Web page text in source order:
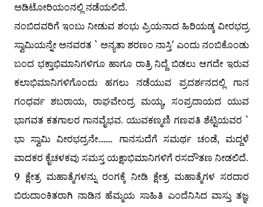
ಅಡಿಟೋರಿಯಂನಲ್ಲಿ ನಡೆಯಲಿದೆ.
ನಂಬಿದವರಿಗೆ ಇಂಬು ನೀಡುವ ಶಂಭು ಪ್ರಿಯನಾದ ಹಿರಿಯಡ್ಕ ವೀರಭದ್ರ
ಸ್ವಾಮಿಯನ್ನೇ ಅನವರತ ` ಅನ್ಯತಾ ಶರಣಂ ನಾಸ್ತಿ' ಎಂದು ನಂಬಿಕೊಂಡು
ಬಂದ ಭಕ್ತಾಭಿಮಾನಿಗಳಿಗೂ ಹಾಗೂ ರಾತ್ರಿ ನಿದ್ದೆ ಬಿಡಲು ಆಗದೇ ಇರುವ
ಕಲಾಭಿಮಾನಿಗಳಿಗೊಂದು ಹಗಲು ನಡೆಯುವ ಪ್ರದರ್ಶನದಲ್ಲಿ ಗಾನ
ಗಂಧರ್ವ ಶಬರಾಯ, ರಾಘವೇಂದ್ರ ಮಯ್ಯ, ಸಂಪ್ರದಾಯದ ಯುವ
ಭಾಗವತ ಕತಗಾಲರ ಗಾನವೈಭವ. ಯುವಕಣ್ಮಣಿ ಗಣಪತಿ ಶೆಟ್ಟಿಯವರ `
ಭಾ ಸ್ವಾಮಿ ವೀರಭದ್ರನೇ........ ಗಾನಸುದೆಗೆ ಸಮರ್ಥ ಚಂಡೆ, ಮದ್ದಳೆ
ವಾದಕರ ಕೈಚಳಕವು ಸಮಸ್ತ ಯಕ್ಷಾಭಿಮಾನಿಗಳಿಗೆ ರಸದೌತಣ ನೀಡಲಿದೆ.
9 ಕ್ಷೇತ್ರ ಮಹಾತ್ಮೆಗಳನ್ನು ರಂಗಕ್ಕೆ ನೀಡಿ ಕ್ಷೇತ್ರ ಮಹಾತ್ಮೆಗಳ ಸರದಾರ
ಬಿರುದಾಂಕಿತರಾಗಿ ನಾಡಿನ ಹೆಮ್ಮಯ ಸಾಹಿತಿ ಎಂದೆನಿಸಿದ ವಾಸ್ತು ತಜ್ಞ